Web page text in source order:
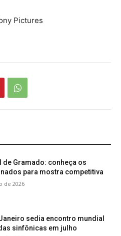
Pictures
de Gramado: conheça os
para mostra competitiva
de 2026
sedia encontro mundial
sinfônicas em julho